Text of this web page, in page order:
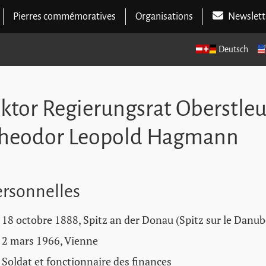
Pierres commémoratives Organisations
Deutsch
Regierungsrat
Leopold Hagmann
18 octobre 1888, Spitz an der Donau (Spitz sur le
2 mars 1966, Vienne
Soldat et fonctionnaire des finances